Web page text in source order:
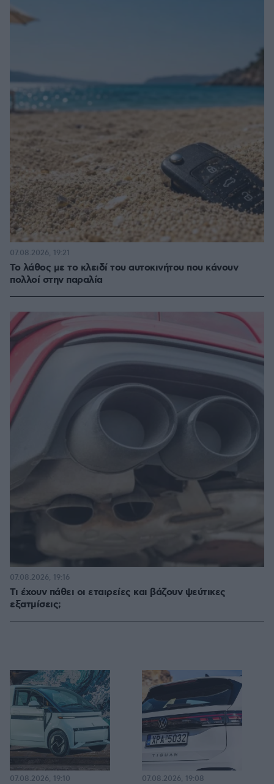
Το λάθος με το κλειδί του αυτοκινήτου που κάνουν
πολλοί στην παραλία
07.08.2026, 19:21
Τι έχουν πάθει οι εταιρείες και βάζουν ψεύτικες
εξατμίσεις;
07.08.2026, 19:16
07.08.2026, 19:10 07.08.2026, 19:08